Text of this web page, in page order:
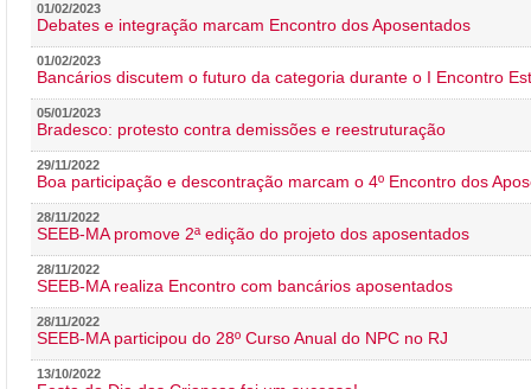
01/02/2023
Debates e integração marcam Encontro dos Aposentados
01/02/2023
Bancários discutem o futuro da categoria durante o I Encontro
05/01/2023
Bradesco: protesto contra demissões e reestruturação
29/11/2022
Boa participação e descontração marcam o 4º Encontro dos
28/11/2022
SEEB-MA promove 2ª edição do projeto dos aposentados
28/11/2022
SEEB-MA realiza Encontro com bancários aposentados
28/11/2022
SEEB-MA participou do 28º Curso Anual do NPC no RJ
13/10/2022